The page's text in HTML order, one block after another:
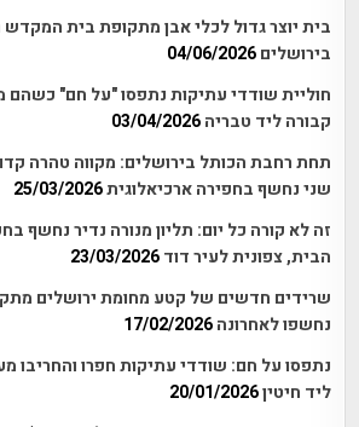
בית יוצר גדול לכלי אבן מתקופת בית
בירושלים 04/06/2026
חוליית שודדי עתיקות נתפסו "על חם"
קבורה ליד טבריה 03/04/2026
תחת רחבת הכותל בירושלים: מקווה טהרה
שני נחשף בחפירה ארכיאלוגית25/03/2026
זה לא קורה כל יום: תליון מנורה נדיר נחשף
הבית, צפונית לעיר דוד 23/03/2026
שרידים חדשים של קטע מחומת ירושלים
נחשפו לאחרונה 17/02/2026
נתפסו על חם: שודדי עתיקות חפרו והחריבו
ליד חיטין20/01/2026